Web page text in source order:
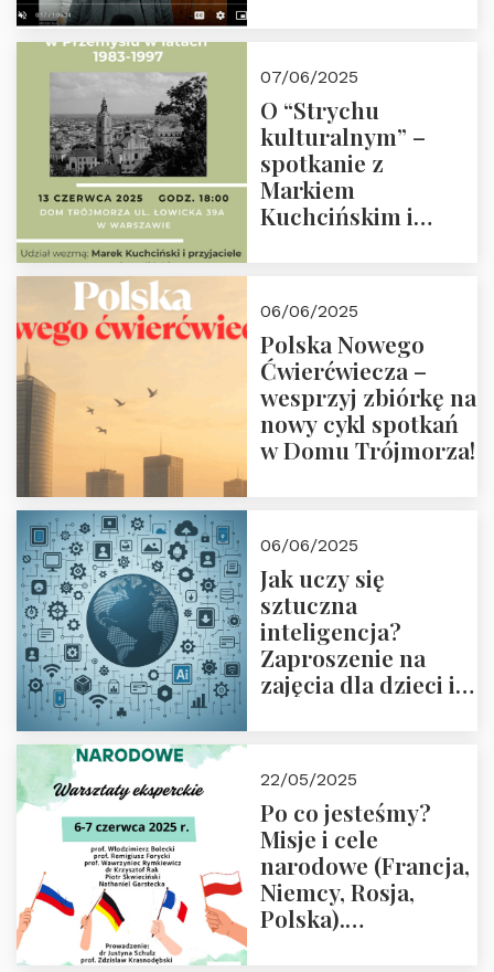
07/06/2025
O “Strychu
kulturalnym” –
spotkanie z
Markiem
Kuchcińskim i
18:00
06/06/2025
Polska Nowego
Ćwierćwiecza –
wesprzyj zbiórkę na
nowy cykl spotkań
w Domu Trójmorza!
06/06/2025
Jak uczy się
sztuczna
inteligencja?
Zaproszenie na
zajęcia dla dzieci i
22/05/2025
Po co jesteśmy?
Misje i cele
narodowe (Francja,
Niemcy, Rosja,
Polska).